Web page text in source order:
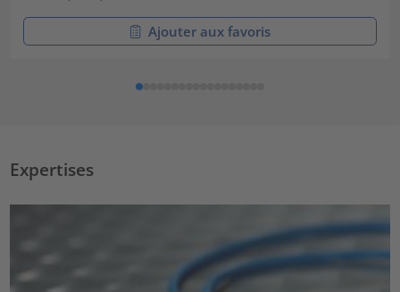
Ajouter aux favoris
Expertises